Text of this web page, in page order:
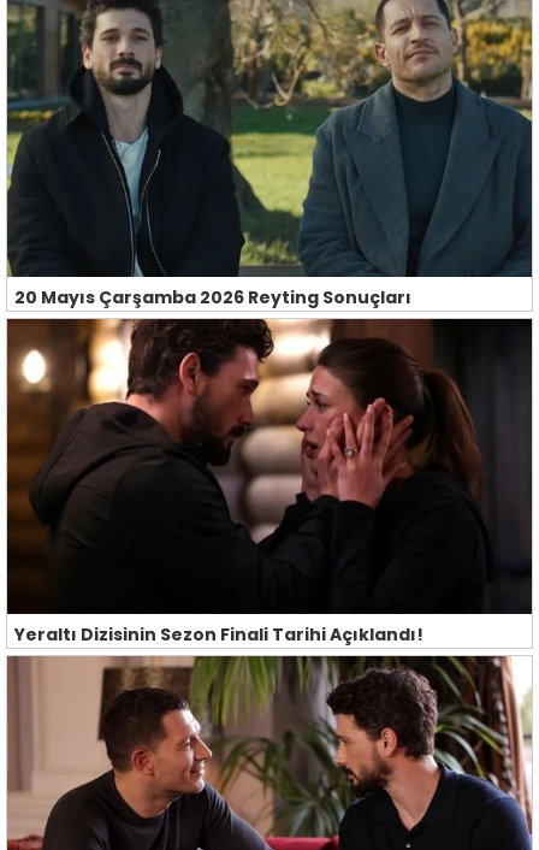
20 Mayıs Çarşamba 2026 Reyting Sonuçları
Yeraltı Dizisinin Sezon Finali Tarihi Açıklandı!